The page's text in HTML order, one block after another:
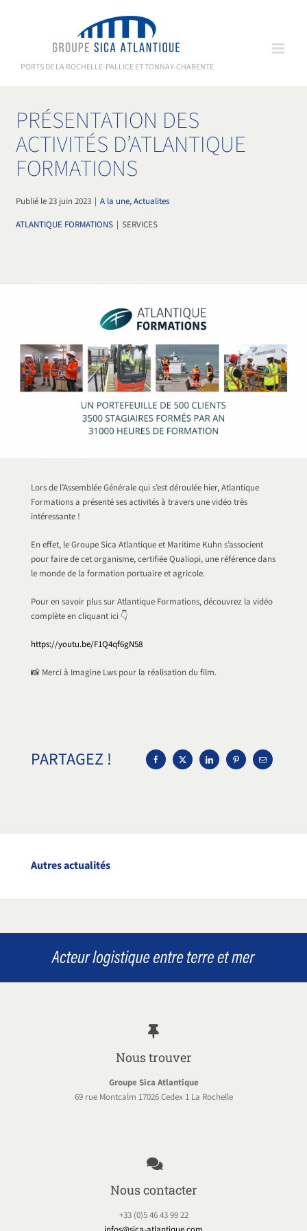
PORTS DE LA ROCHELLE-PALLICE ET TONNAY-CHARENTE
PRÉSENTATION DES
ACTIVITÉS D’ATLANTIQUE
FORMATIONS
Publié le 23 juin 2023 | A la une, Actualites
ATLANTIQUE FORMATIONS | SERVICES
Lors de l’Assemblée Générale qui s’est déroulée hier, Atlantique
Formations a présenté ses activités à travers une vidéo très
intéressante !
En effet, le Groupe Sica Atlantique et Maritime Kuhn s’associent
pour faire de cet organisme, certifiée Qualiopi, une référence dans
le monde de la formation portuaire et agricole.
Pour en savoir plus sur Atlantique Formations, découvrez la vidéo
complète en cliquant ici 👇
https://youtu.be/F1Q4qf6gN58
📸 Merci à Imagine Lws pour la réalisation du film.
PARTAGEZ !
Autres actualités
Nous trouver
Groupe Sica Atlantique
69 rue Montcalm 17026 Cedex 1 La Rochelle
Nous contacter
+33 (0)5 46 43 99 22